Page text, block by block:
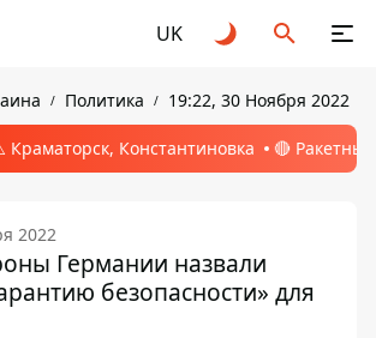
UK
Политика 19:22, 30 Ноября 2022
Краматорск, Константиновка 🔴
2022
Германии назвали
безопасности» для